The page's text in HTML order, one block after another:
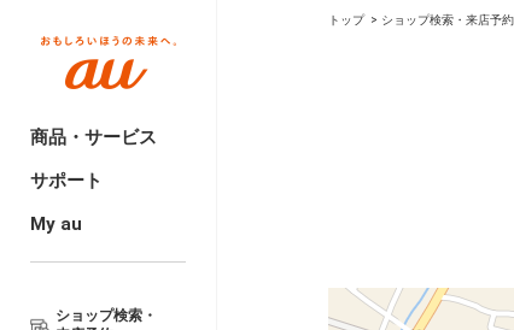
商品・サービス
サポート
My au
ショップ検索・
トップ ショップ検索・来店予約